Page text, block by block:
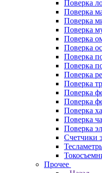
Поверка
Поверка
Поверка
Поверка
Поверка
Поверка
Поверка
Поверка
Поверка
Поверка
Поверка
Поверка
Поверка
Поверка
Поверка
Счетчики
Прочее